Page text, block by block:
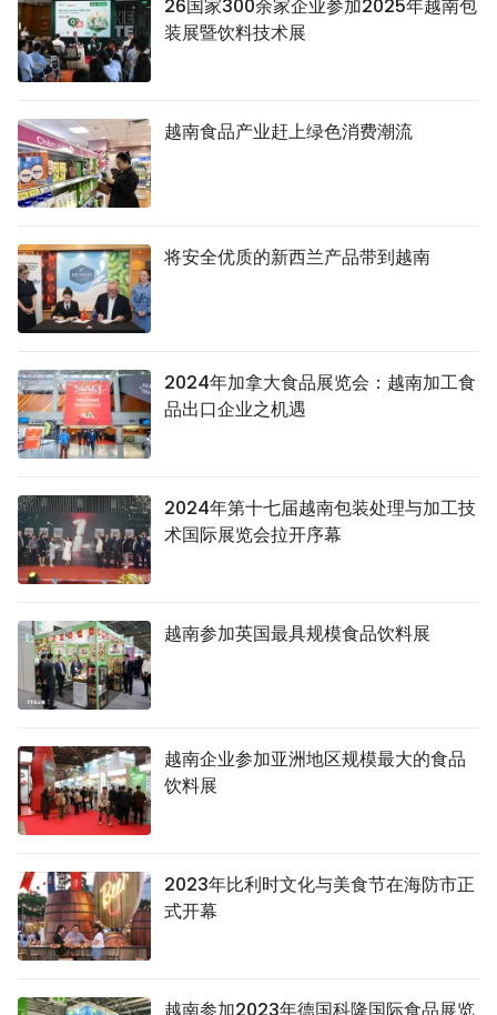
РУССКИЙ
26国家300余家企业参加2025年越南包
装展暨饮料技术展
越南食品产业赶上绿色消费潮流
将安全优质的新西兰产品带到越南
2024年加拿大食品展览会：越南加工食
品出口企业之机遇
2024年第十七届越南包装处理与加工技
术国际展览会拉开序幕
越南参加英国最具规模食品饮料展
越南企业参加亚洲地区规模最大的食品
饮料展
2023年比利时文化与美食节在海防市正
式开幕